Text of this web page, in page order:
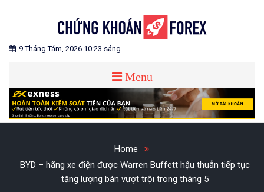
CHỨNG KHOÁN FOREX
Blog chia sẻ về Chứng Khoán và Forex
9 Tháng Tám, 2026 10:23 sáng
Menu
Home
BYD – hãng xe điện được Warren Buffett hậu thuẫn tiếp tục
tăng lượng bán vượt trội trong tháng 5